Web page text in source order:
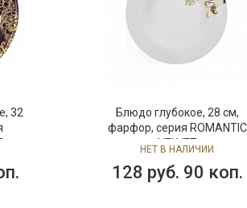
32
Блюдо глубокое, 28 см,
фарфор, серия ROMANTIC
VELVET
НЕТ В НАЛИЧИИ
128 руб. 90 коп.